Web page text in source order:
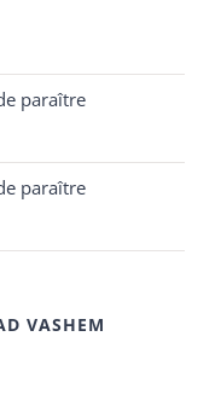
paraître
paraître
VASHEM